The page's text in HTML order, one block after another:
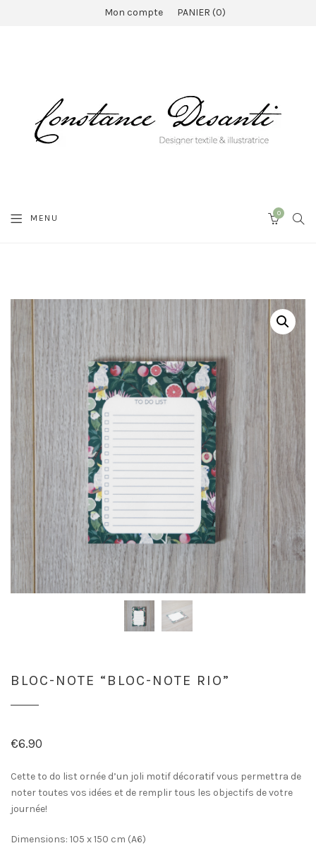
Mon compte PANIER 0
MENU 0
BLOC-NOTE “BLOC-NOTE RIO”
€6.90
Cette to do list ornée d’un joli motif décoratif vous permettra de
noter toutes vos idées et de remplir tous les objectifs de votre
journée!
Dimensions: 105 x 150 cm (A6)